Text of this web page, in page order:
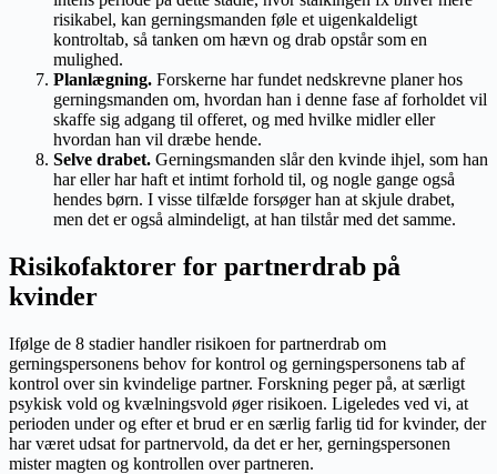
risikabel, kan gerningsmanden føle et uigenkaldeligt
kontroltab, så tanken om hævn og drab opstår som en
mulighed.
Planlægning. Forskerne har fundet nedskrevne planer hos
gerningsmanden om, hvordan han i denne fase af forholdet vil
skaffe sig adgang til offeret, og med hvilke midler eller
hvordan han vil dræbe hende.
Selve drabet. Gerningsmanden slår den kvinde ihjel, som han
har eller har haft et intimt forhold til, og nogle gange også
hendes børn. I visse tilfælde forsøger han at skjule drabet,
men det er også almindeligt, at han tilstår med det samme.
Risikofaktorer for partnerdrab på
kvinder
Ifølge de 8 stadier handler risikoen for partnerdrab om
gerningspersonens behov for kontrol og gerningspersonens tab af
kontrol over sin kvindelige partner. Forskning peger på, at særligt
psykisk vold og kvælningsvold øger risikoen. Ligeledes ved vi, at
perioden under og efter et brud er en særlig farlig tid for kvinder, der
har været udsat for partnervold, da det er her, gerningspersonen
mister magten og kontrollen over partneren.